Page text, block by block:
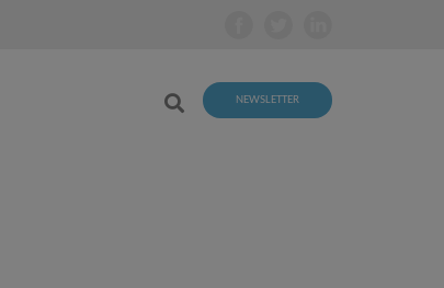
NEWSLETTER